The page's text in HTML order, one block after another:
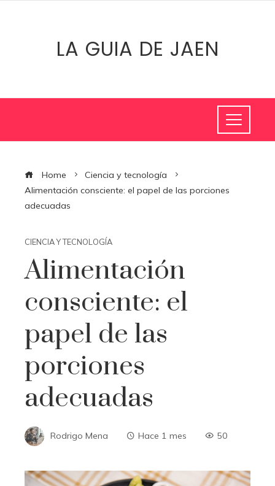
LA GUIA DE JAEN
Home
Ciencia y tecnología
Alimentación consciente: el papel de las porciones
adecuadas
CIENCIA Y TECNOLOGÍA
Alimentación
consciente: el
papel de las
porciones
adecuadas
Rodrigo Mena Hace 1 mes 50